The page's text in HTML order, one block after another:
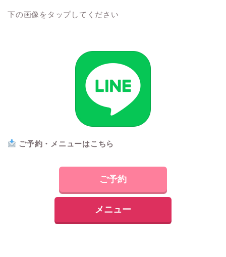
下の画像をタップしてください
ご予約・メ ニューはこちら
ご予約
メニュー